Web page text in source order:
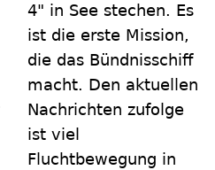
4" in See stechen. Es
ist die erste Mission,
die das Bündnisschiff
macht. Den aktuellen
Nachrichten zufolge
ist viel
Fluchtbewegung in